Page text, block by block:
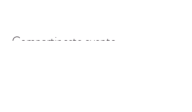
Compartir este evento